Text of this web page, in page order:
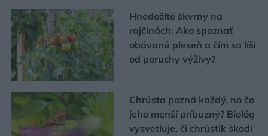
Hnedožlté škvrny na
rajčinách: Ako spoznať
obávanú pleseň a čím sa líši
od poruchy výživy?
Chrústa pozná každý, no čo
jeho menší príbuzný? Biológ
vysvetľuje, či chrústik škodí